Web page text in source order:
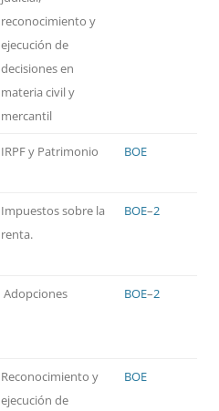
reconocimiento y
ejecución de
decisiones en
materia civil y
mercantil
IRPF y Patrimonio BOE
Impuestos sobre la
renta.
BOE–2
Adopciones BOE–2
Reconocimiento y
ejecución de
BOE